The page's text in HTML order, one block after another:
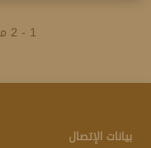
1 - 2 من أصل ( 2 ) (مادة)
بيانات الإتصال